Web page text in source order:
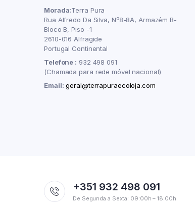
Morada:Terra Pura
Rua Alfredo Da Silva, Nº8-8A, Armazém B-
Bloco B, Piso -1
2610-016 Alfragide
Portugal Continental
Telefone : 932 498 091
(Chamada para rede móvel nacional)
Email: geral@terrapuraecoloja.com
+351 932 498 091
De Segunda a Sexta: 09:00h – 18:00h